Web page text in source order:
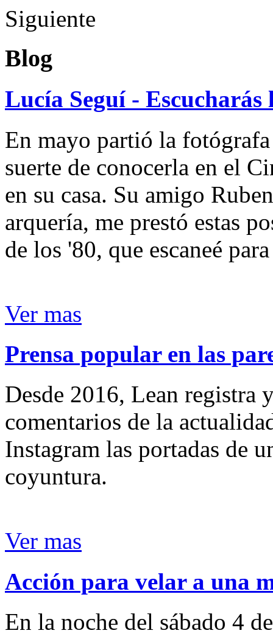
Siguiente
Blog
Lucía Seguí - Escucharás
En mayo partió la
suerte de conocerla en el
en su casa. Su amigo
arquería, me prestó estas
de los '80, que escaneé
Ver mas
Prensa popular en las
Desde 2016, Lean registra
comentarios de la
Instagram las portadas de
coyuntura.
Ver mas
Acción para velar a una
En la noche del sábado 4